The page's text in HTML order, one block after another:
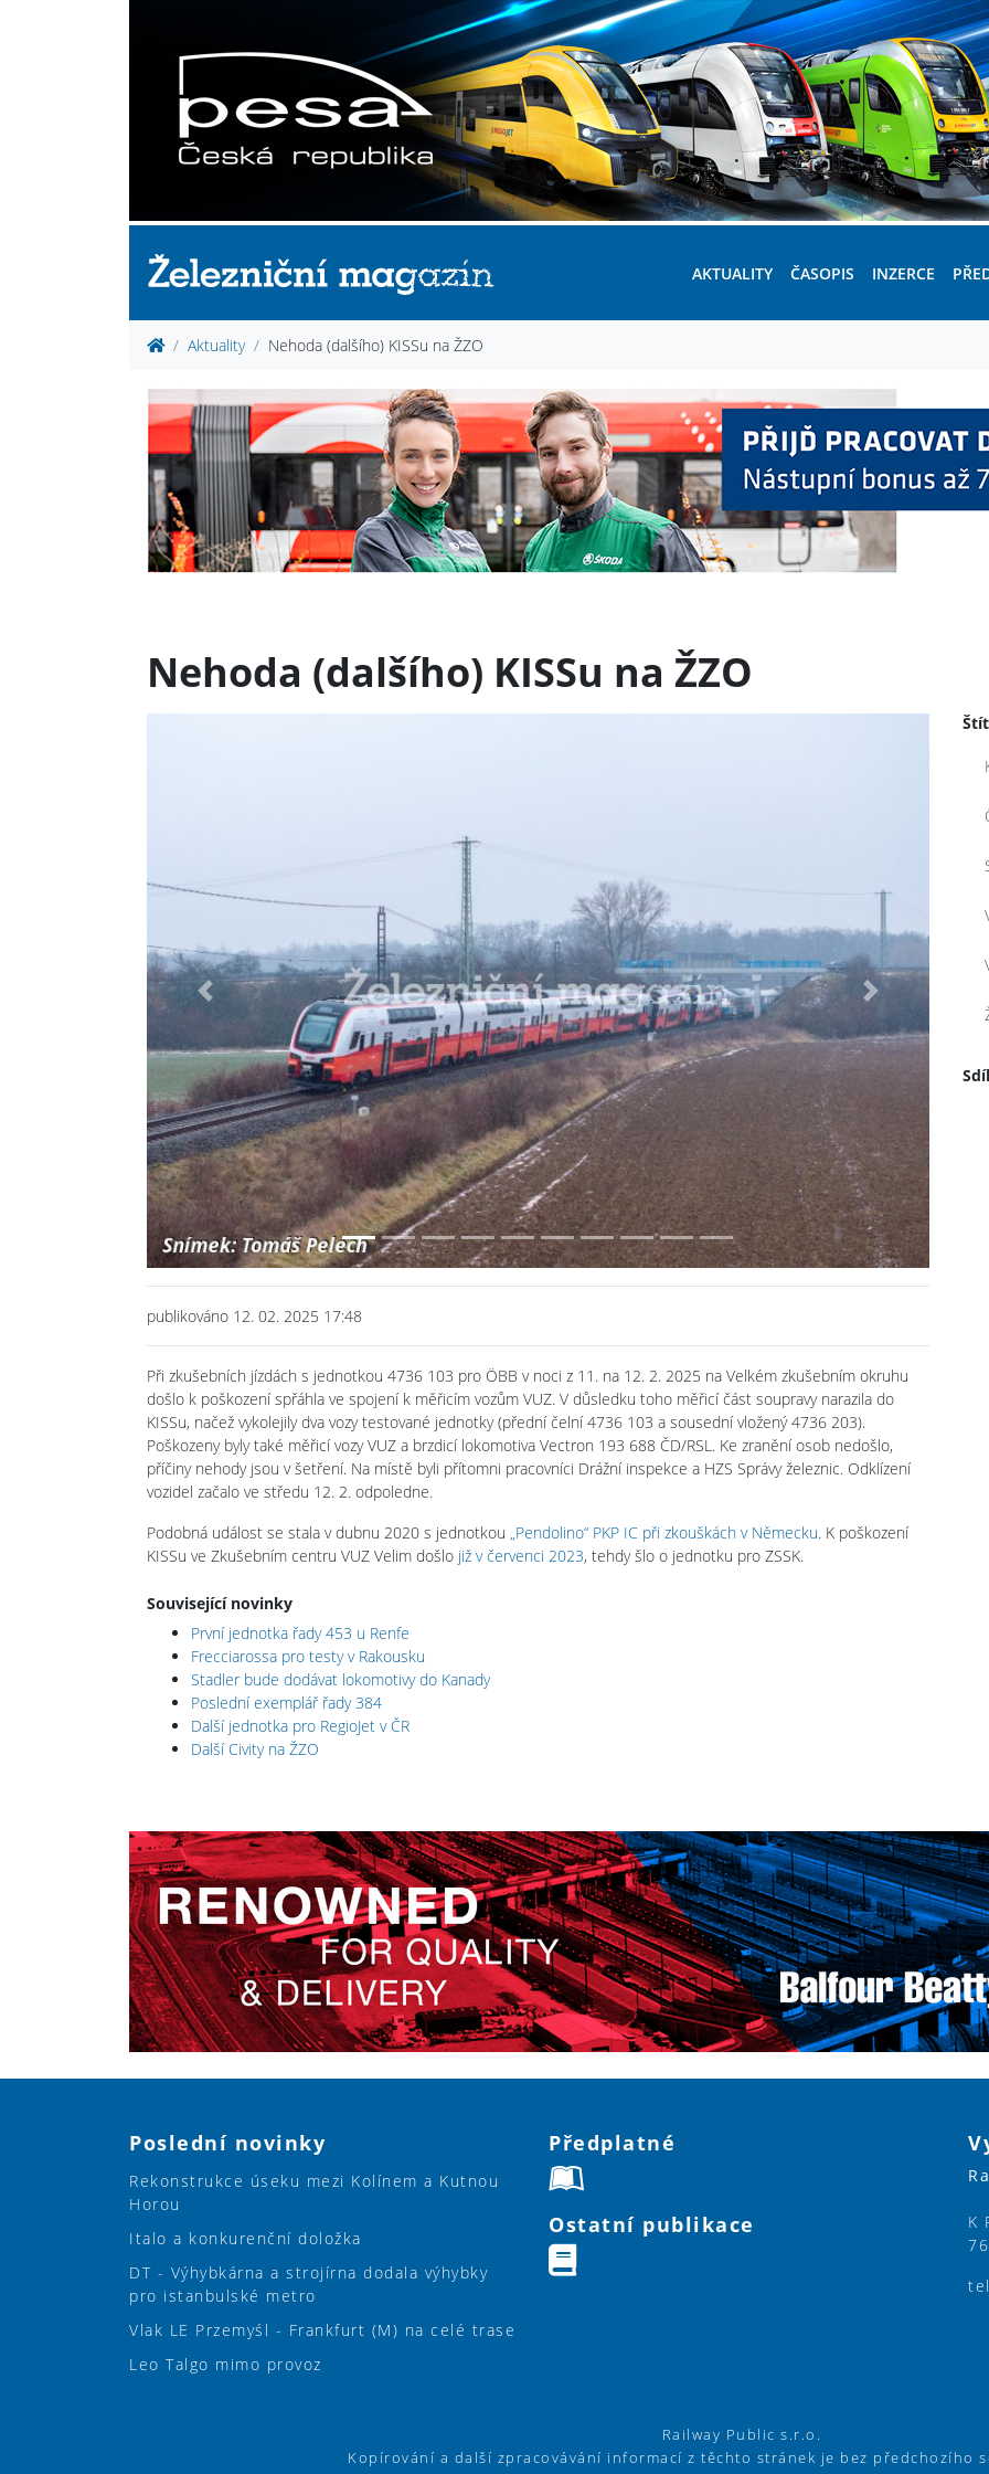
AKTUALITY ČASOPIS INZERCE
Aktuality Nehoda (dalšího) KISSu na ŽZO
Nehoda (dalšího) KISSu na ŽZO
Previous Next
publikováno 12. 02. 2025 17:48
Při zkušebních jízdách s jednotkou 4736 103 pro ÖBB v noci z 11. na 12. 2. 2025 na Velkém zkušebním okruhu
došlo k poškození spřáhla ve spojení k měřicím vozům VUZ. V důsledku toho měřicí část soupravy narazila do
KISSu, načež vykolejily dva vozy testované jednotky (přední čelní 4736 103 a sousední vložený 4736 203).
Poškozeny byly také měřicí vozy VUZ a brzdicí lokomotiva Vectron 193 688 ČD/RSL. Ke zranění osob nedošlo,
příčiny nehody jsou v šetření. Na místě byli přítomni pracovníci Drážní inspekce a HZS Správy železnic. Odklízení
vozidel začalo ve středu 12. 2. odpoledne.
Podobná událost se stala v dubnu 2020 s jednotkou „Pendolino“ PKP IC při zkouškách v Německu. K poškození
KISSu ve Zkušebním centru VUZ Velim došlo již v červenci 2023, tehdy šlo o jednotku pro ZSSK.
Související novinky
První jednotka řady 453 u Renfe
Frecciarossa pro testy v Rakousku
Stadler bude dodávat lokomotivy do Kanady
Poslední exemplář řady 384
Další jednotka pro RegioJet v ČR
Další Civity na ŽZO
Poslední novinky
Rekonstrukce úseku mezi Kolínem a Kutnou
Horou
Italo a konkurenční doložka
DT - Výhybkárna a strojírna dodala výhybky
pro istanbulské metro
Vlak LE Przemyśl - Frankfurt (M) na celé trase
Leo Talgo mimo provoz
Předplatné
Ostatní publikace
K
Railway Public s.r.o.
Kopírování a další zpracovávání informací z těchto stránek je bez předchozího